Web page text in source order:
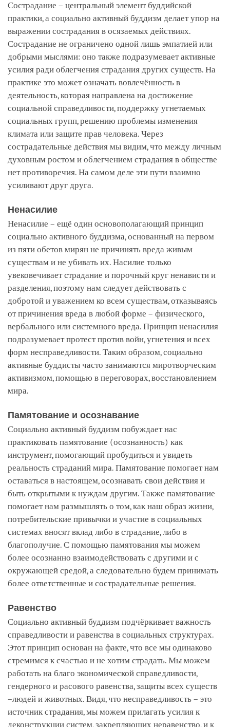
Сострадание – центральный элемент буддийской
практики, а социально активный буддизм делает упор на
выражении сострадания в осязаемых действиях.
Сострадание не ограничено одной лишь эмпатией или
добрыми мыслями: оно также подразумевает активные
усилия ради облегчения страдания других существ. На
практике это может означать вовлечённость в
деятельность, которая направлена на достижение
социальной справедливости, поддержку угнетаемых
социальных групп, решению проблемы изменения
климата или защите прав человека. Через
сострадательные действия мы видим, что между личным
духовным ростом и облегчением страдания в обществе
нет противоречия. На самом деле эти пути взаимно
усиливают друг друга.
Ненасилие
Ненасилие – ещё один основополагающий принцип
социально активного буддизма, основанный на первом
из пяти обетов мирян не причинять вреда живым
существам и не убивать их. Насилие только
увековечивает страдание и порочный круг ненависти и
разделения, поэтому нам следует действовать с
добротой и уважением ко всем существам, отказываясь
от причинения вреда в любой форме – физического,
вербального или системного вреда. Принцип ненасилия
подразумевает протест против войн, угнетения и всех
форм несправедливости. Таким образом, социально
активные буддисты часто занимаются миротворческим
активизмом, помощью в переговорах, восстановлением
мира.
Памятование и осознавание
Социально активный буддизм побуждает нас
практиковать памятование (осознанность) как
инструмент, помогающий пробудиться и увидеть
реальность страданий мира. Памятование помогает нам
оставаться в настоящем, осознавать свои действия и
быть открытыми к нуждам другим. Также памятование
помогает нам размышлять о том, как наш образ жизни,
потребительские привычки и участие в социальных
системах вносят вклад либо в страдание, либо в
благополучие. С помощью памятования мы можем
более осознанно взаимодействовать с другими и с
окружающей средой, а следовательно будем принимать
более ответственные и сострадательные решения.
Равенство
Социально активный буддизм подчёркивает важность
справедливости и равенства в социальных структурах.
Этот принцип основан на факте, что все мы одинаково
стремимся к счастью и не хотим страдать. Мы можем
работать на благо экономической справедливости,
гендерного и расового равенства, защиты всех существ
–людей и животных. Видя, что несправедливость – это
источник страдания, мы можем прилагать усилия к
деконструкции систем, закрепляющих неравенство, и к